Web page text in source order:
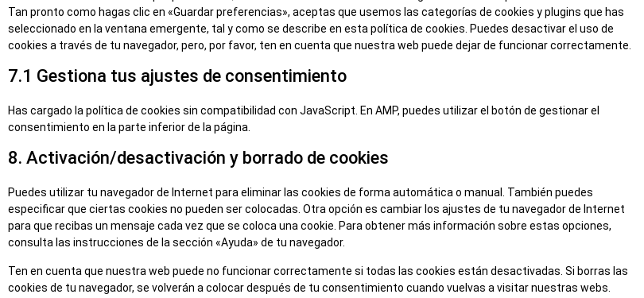
Tan pronto como hagas clic en «Guardar preferencias», aceptas que usemos las categorías de cookies y plugins que has
seleccionado en la ventana emergente, tal y como se describe en esta política de cookies. Puedes desactivar el uso de
cookies a través de tu navegador, pero, por favor, ten en cuenta que nuestra web puede dejar de funcionar correctamente.
7.1 Gestiona tus ajustes de consentimiento
Has cargado la política de cookies sin compatibilidad con JavaScript. En AMP, puedes utilizar el botón de gestionar el
consentimiento en la parte inferior de la página.
8. Activación/desactivación y borrado de cookies
Puedes utilizar tu navegador de Internet para eliminar las cookies de forma automática o manual. También puedes
especificar que ciertas cookies no pueden ser colocadas. Otra opción es cambiar los ajustes de tu navegador de Internet
para que recibas un mensaje cada vez que se coloca una cookie. Para obtener más información sobre estas opciones,
consulta las instrucciones de la sección «Ayuda» de tu navegador.
Ten en cuenta que nuestra web puede no funcionar correctamente si todas las cookies están desactivadas. Si borras las
cookies de tu navegador, se volverán a colocar después de tu consentimiento cuando vuelvas a visitar nuestras webs.